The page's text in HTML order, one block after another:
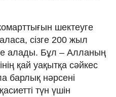
шектеуге
сізге 200 жыл
алады. Бұл – Алланың
қай уақытқа сәйкес
барлық нәрсені
түн үшін